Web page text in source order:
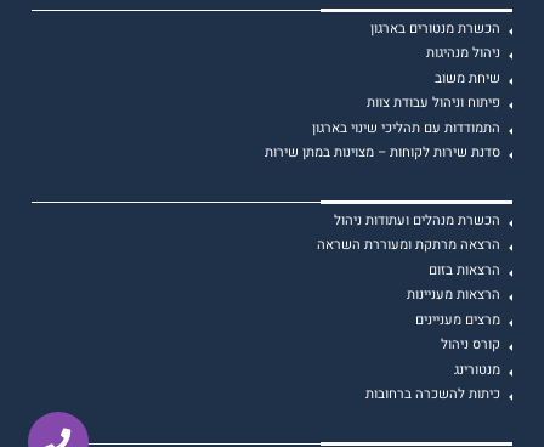
הכשרת מנטורים בארגון
ניהול מנהיגות
שיחת משוב
פיתוח וניהול עבודת צוות
התמודדות עם תהליכי שינוי בארגון
סדנת שירות לקוחות – מצוינות במתן שירות
הכשרת מנהלים ועתודות ניהול
הרצאה מרתקת ומעוררת השראה
הרצאות בזום
הרצאות מעניינות
מרצים מעניינים
קורס ניהול
מנטורינג
כיתות להשכרה ברחובות